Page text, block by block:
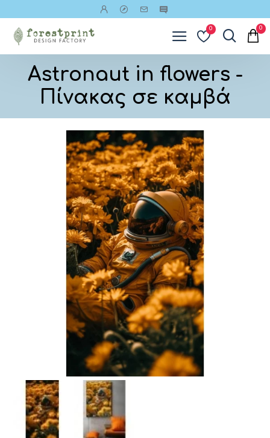
0 0
Astronaut in flowers -
Πίνακας σε καμβά